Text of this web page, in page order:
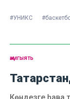
#УНИКС
җәмгыять
Көндезге һава